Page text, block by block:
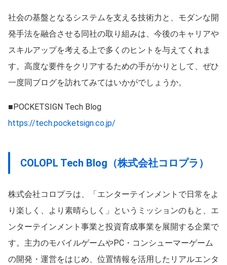
社会の基盤となるシステムを支える技術力と、モダンな開
発手法を融合させる同社の取り組みは、今後のキャリアや
スキルアップを考える上で多くのヒントを与えてくれま
す。高度な要件をクリアするための手がかりとして、ぜひ
一度同ブログを訪れてみてはいかがでしょうか。
■POCKETSIGN Tech Blog
https://tech.pocketsign.co.jp/
COLOPL Tech Blog（株式会社コロプラ）
株式会社コロプラは、「エンターテインメントで日常をよ
り楽しく、より素晴らしく」というミッションのもと、エ
ンターテインメント事業と投資育成事業を展開する企業で
す。主力のモバイルゲームやPC・コンシューマーゲーム
の開発・運営をはじめ、位置情報を活用したリアルエンタ